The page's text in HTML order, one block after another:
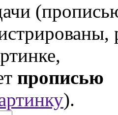
прописью
).